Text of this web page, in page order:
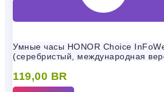
Умные часы HONOR Choice
(серебристый, международная
119,00 BR